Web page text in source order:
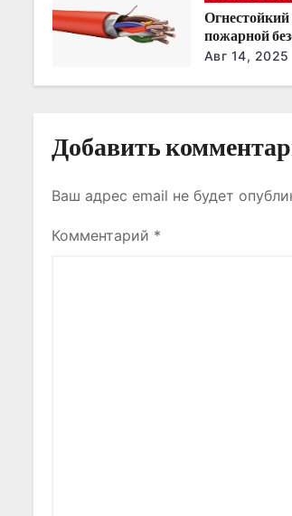
а
с
я
м
Огнестойкий
пожарной
нужно знать
Авг 14, 2025
Добавить
Ваш адрес email не будет
Комментарий *